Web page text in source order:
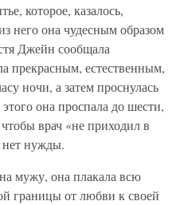
которое, казалось,
него она чудесным образом
Джейн сообщала
прекрасным, естественным,
ночи, а затем проснулась
она проспала до шести,
врач «не приходил в
нет нужды.
мужу, она плакала всю
границы от любви к своей